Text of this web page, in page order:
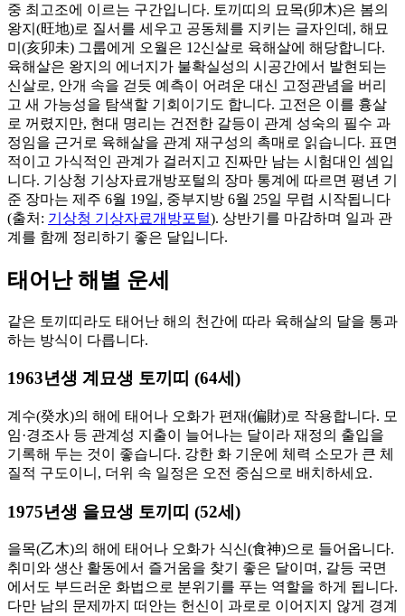
중 최고조에 이르는 구간입니다. 토끼띠의 묘목(卯木)은 봄의
왕지(旺地)로 질서를 세우고 공동체를 지키는 글자인데, 해묘
미(亥卯未) 그룹에게 오월은 12신살로 육해살에 해당합니다.
육해살은 왕지의 에너지가 불확실성의 시공간에서 발현되는
신살로, 안개 속을 걷듯 예측이 어려운 대신 고정관념을 버리
고 새 가능성을 탐색할 기회이기도 합니다. 고전은 이를 흉살
로 꺼렸지만, 현대 명리는 건전한 갈등이 관계 성숙의 필수 과
정임을 근거로 육해살을 관계 재구성의 촉매로 읽습니다. 표면
적이고 가식적인 관계가 걸러지고 진짜만 남는 시험대인 셈입
니다. 기상청 기상자료개방포털의 장마 통계에 따르면 평년 기
준 장마는 제주 6월 19일, 중부지방 6월 25일 무렵 시작됩니다
(출처: 기상청 기상자료개방포털). 상반기를 마감하며 일과 관
계를 함께 정리하기 좋은 달입니다.
태어난 해별 운세
같은 토끼띠라도 태어난 해의 천간에 따라 육해살의 달을 통과
하는 방식이 다릅니다.
1963년생 계묘생 토끼띠 (64세)
계수(癸水)의 해에 태어나 오화가 편재(偏財)로 작용합니다. 모
임·경조사 등 관계성 지출이 늘어나는 달이라 재정의 출입을
기록해 두는 것이 좋습니다. 강한 화 기운에 체력 소모가 큰 체
질적 구도이니, 더위 속 일정은 오전 중심으로 배치하세요.
1975년생 을묘생 토끼띠 (52세)
을목(乙木)의 해에 태어나 오화가 식신(食神)으로 들어옵니다.
취미와 생산 활동에서 즐거움을 찾기 좋은 달이며, 갈등 국면
에서도 부드러운 화법으로 분위기를 푸는 역할을 하게 됩니다.
다만 남의 문제까지 떠안는 헌신이 과로로 이어지지 않게 경계